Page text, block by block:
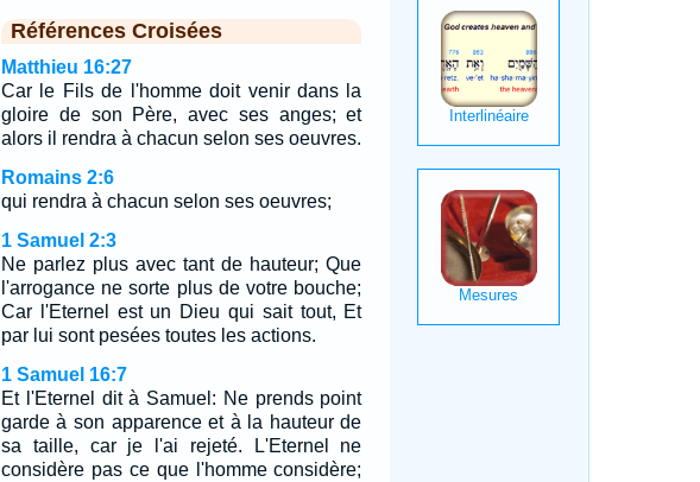
Références Croisées
Matthieu 16:27
Car le Fils de l'homme doit venir dans la
gloire de son Père, avec ses anges; et
alors il rendra à chacun selon ses oeuvres.
Romains 2:6
qui rendra à chacun selon ses oeuvres;
1 Samuel 2:3
Ne parlez plus avec tant de hauteur; Que
l'arrogance ne sorte plus de votre bouche;
Car l'Eternel est un Dieu qui sait tout, Et
par lui sont pesées toutes les actions.
1 Samuel 16:7
Et l'Eternel dit à Samuel: Ne prends point
garde à son apparence et à la hauteur de
sa taille, car je l'ai rejeté. L'Eternel ne
considère pas ce que l'homme considère;